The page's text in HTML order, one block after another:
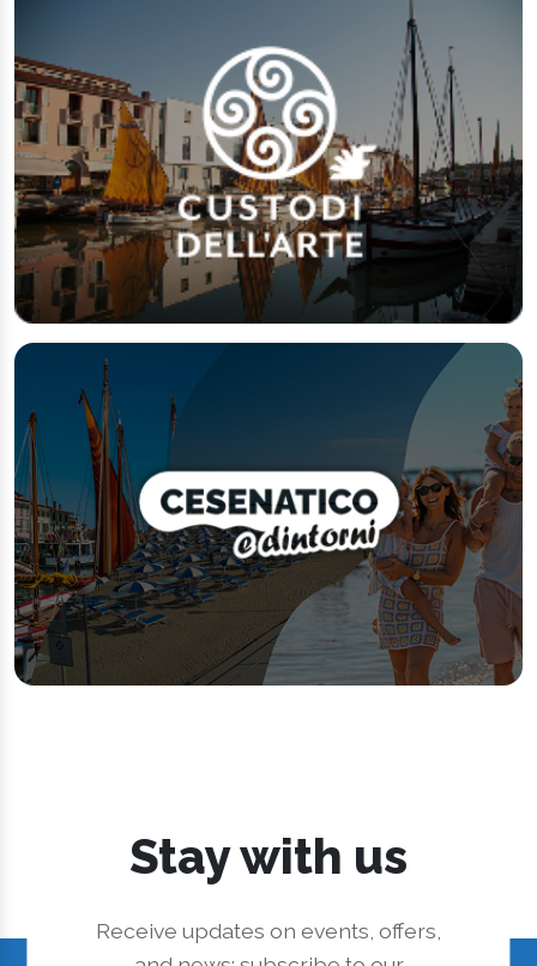
Stay with us
Receive updates on events, offers,